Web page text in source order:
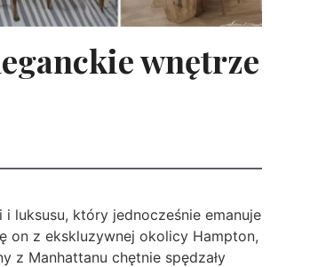
wnętrze
luksusu, który jednocześnie emanuje
on z ekskluzywnej okolicy Hampton,
z Manhattanu chętnie spędzały